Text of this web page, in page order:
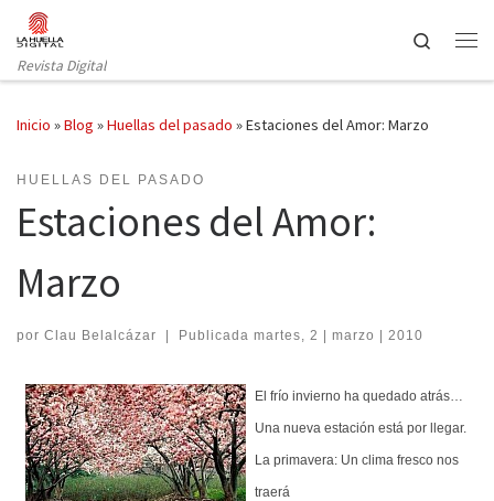
Saltar al contenido
Revista Digital
Search
Inicio »Blog »Huellas del pasado »Estaciones del Amor: Marzo
HUELLAS DEL PASADO
Estaciones del Amor:
Marzo
por Clau Belalcázar | Publicada martes, 2 | marzo | 2010
El frío invierno ha quedado atrás…
Una nueva estación está por llegar.
La primavera: Un clima fresco nos
traerá